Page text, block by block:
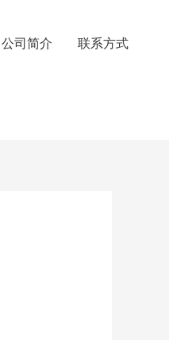
公司简介 联系方式